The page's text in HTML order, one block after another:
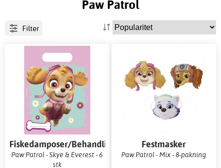
Paw Patrol
Filter
Fiskedamposer/Behandlingsposer
Paw Patrol - Skye & Everest - 6
stk
Festmasker
Paw Patrol - Mix - 8-pakning